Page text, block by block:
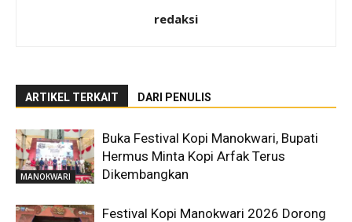
redaksi
ARTIKEL TERKAIT DARI PENULIS
MANOKWARI
Buka Festival Kopi Manokwari, Bupati
Hermus Minta Kopi Arfak Terus
Dikembangkan
Festival Kopi Manokwari 2026 Dorong